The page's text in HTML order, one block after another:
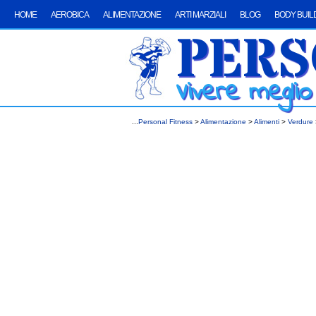
HOME AEROBICA ALIMENTAZIONE ARTI MARZIALI BLOG BODY
Vivere
Personal Fitness >Alimentazione >Alimenti > Verdure